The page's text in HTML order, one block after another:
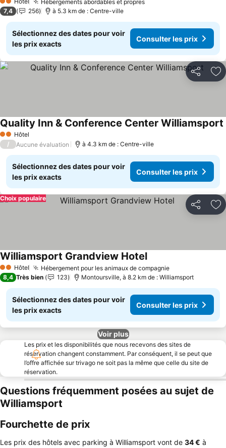
2 Étoiles Hébergements abordables et propresConsulter les prix
7,4 256 à 5.3 km de : Centre-ville
Sélectionnez des dates pour voir
les prix exacts
Consulter les prix
Partager
2 Étoiles
Hôtel
Quality Inn & Conference Center Williamsport
/ Aucune évaluation à 4.3 km de : Centre-ville
Sélectionnez des dates pour voir
les prix exacts
Consulter les prix
Partager
Choix populaire
2 Étoiles
Hôtel Hébergement pour les animaux de compagnieConsulter les
Williamsport Grandview HotelConsulter les prix
8,4 Très bien 123 Montoursville, à 8.2 km de : Williamsport
Sélectionnez des dates pour voir
les prix exacts
Consulter les prix
Voir plus
Les prix et les disponibilités que nous recevons des sites de
réservation changent constamment. Par conséquent, il se peut que
l’offre affichée sur trivago ne soit pas la même que celle du site de
réservation.
Questions fréquemment posées au sujet de
Williamsport
Fourchette de prix
Les prix des hôtels avec parking à Williamsport vont de ‎34 € à